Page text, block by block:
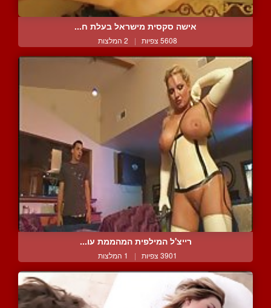
אישה סקסית מישראל בעלת ח...
5608 צפיות | 2 המלצות
רייצ'ל המילפית המהממת עו...
3901 צפיות | 1 המלצות